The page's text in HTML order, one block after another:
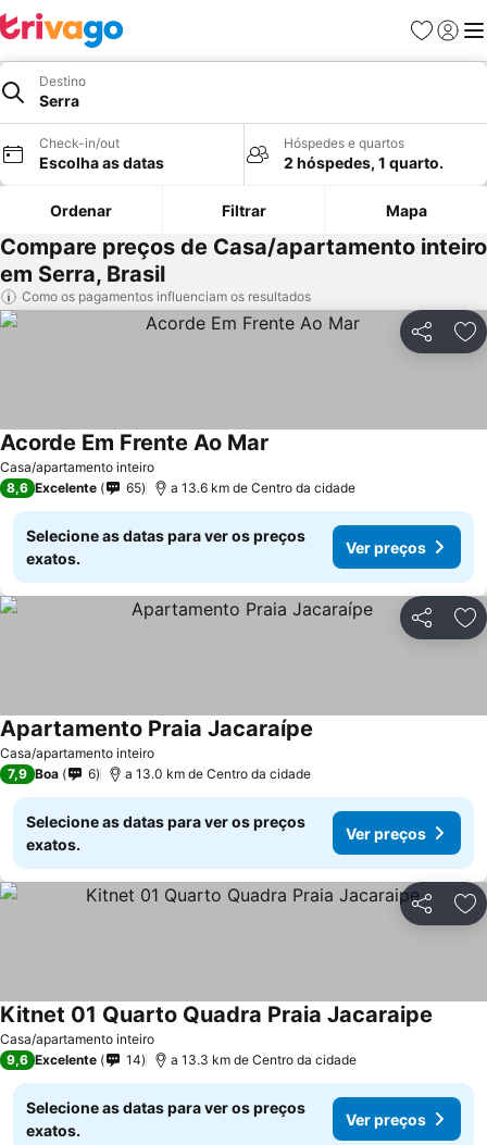
Favoritos
Iniciar
Destino
Serra
Check-in/out
Escolha as datas
Hóspedes e quartos
2 hóspedes, 1 quarto.
Ordenar Filtrar Mapa
Compare preços de Casa/apartamento inteiro
em Serra, Brasil
Como os pagamentos influenciam os resultados
Partilhar
Casa/apartamento inteiro
Acorde Em Frente Ao Mar
8,6 Excelente 65 a 13.6 km de Centro da cidade
Selecione as datas para ver os preços
exatos.
Ver preços
Partilhar
Casa/apartamento inteiro
Apartamento Praia Jacaraípe
7,9 Boa 6 a 13.0 km de Centro da cidade
Selecione as datas para ver os preços
exatos.
Ver preços
Partilhar
Casa/apartamento inteiro
Kitnet 01 Quarto Quadra Praia Jacaraipe
9,6 Excelente 14 a 13.3 km de Centro da cidade
Selecione as datas para ver os preços
exatos.
Ver preços